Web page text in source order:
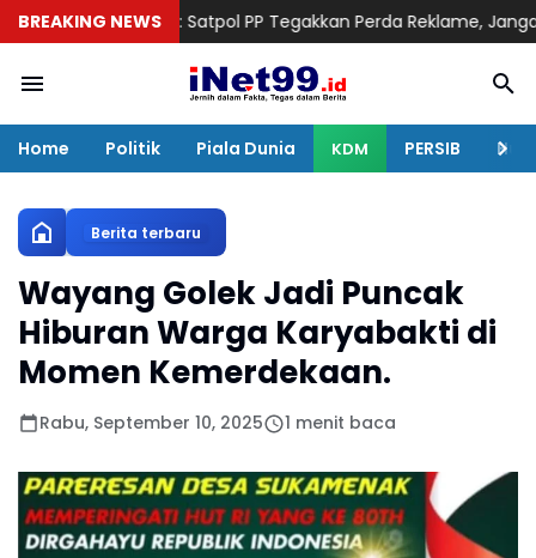
BREAKING NEWS
Juara: Satpol PP Tegakkan Perda Reklame, Jangan Ada
Home Politik Piala Dunia KDM PERSIB
Berita terbaru
Wayang Golek Jadi Puncak
Hiburan Warga Karyabakti di
Momen Kemerdekaan.
Rabu, September 10, 2025 1 menit baca